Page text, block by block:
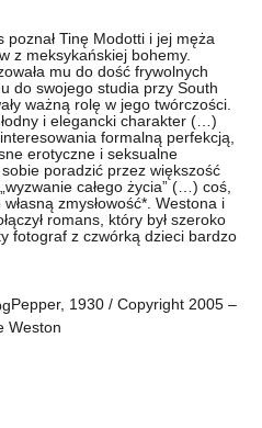
poznał Tinę Modotti i jej męża
z meksykańskiej bohemy.
mu do dość frywolnych
do swojego studia przy South
ważną rolę w jego twórczości.
i elegancki charakter (…)
formalną perfekcją,
erotyczne i seksualne
poradzić przez większość
całego życia” (…) coś,
zmysłowość*. Westona i
romans, który był szeroko
fotograf z czwórką dzieci bardzo
Pepper, 1930 / Copyright 2005 –
Weston